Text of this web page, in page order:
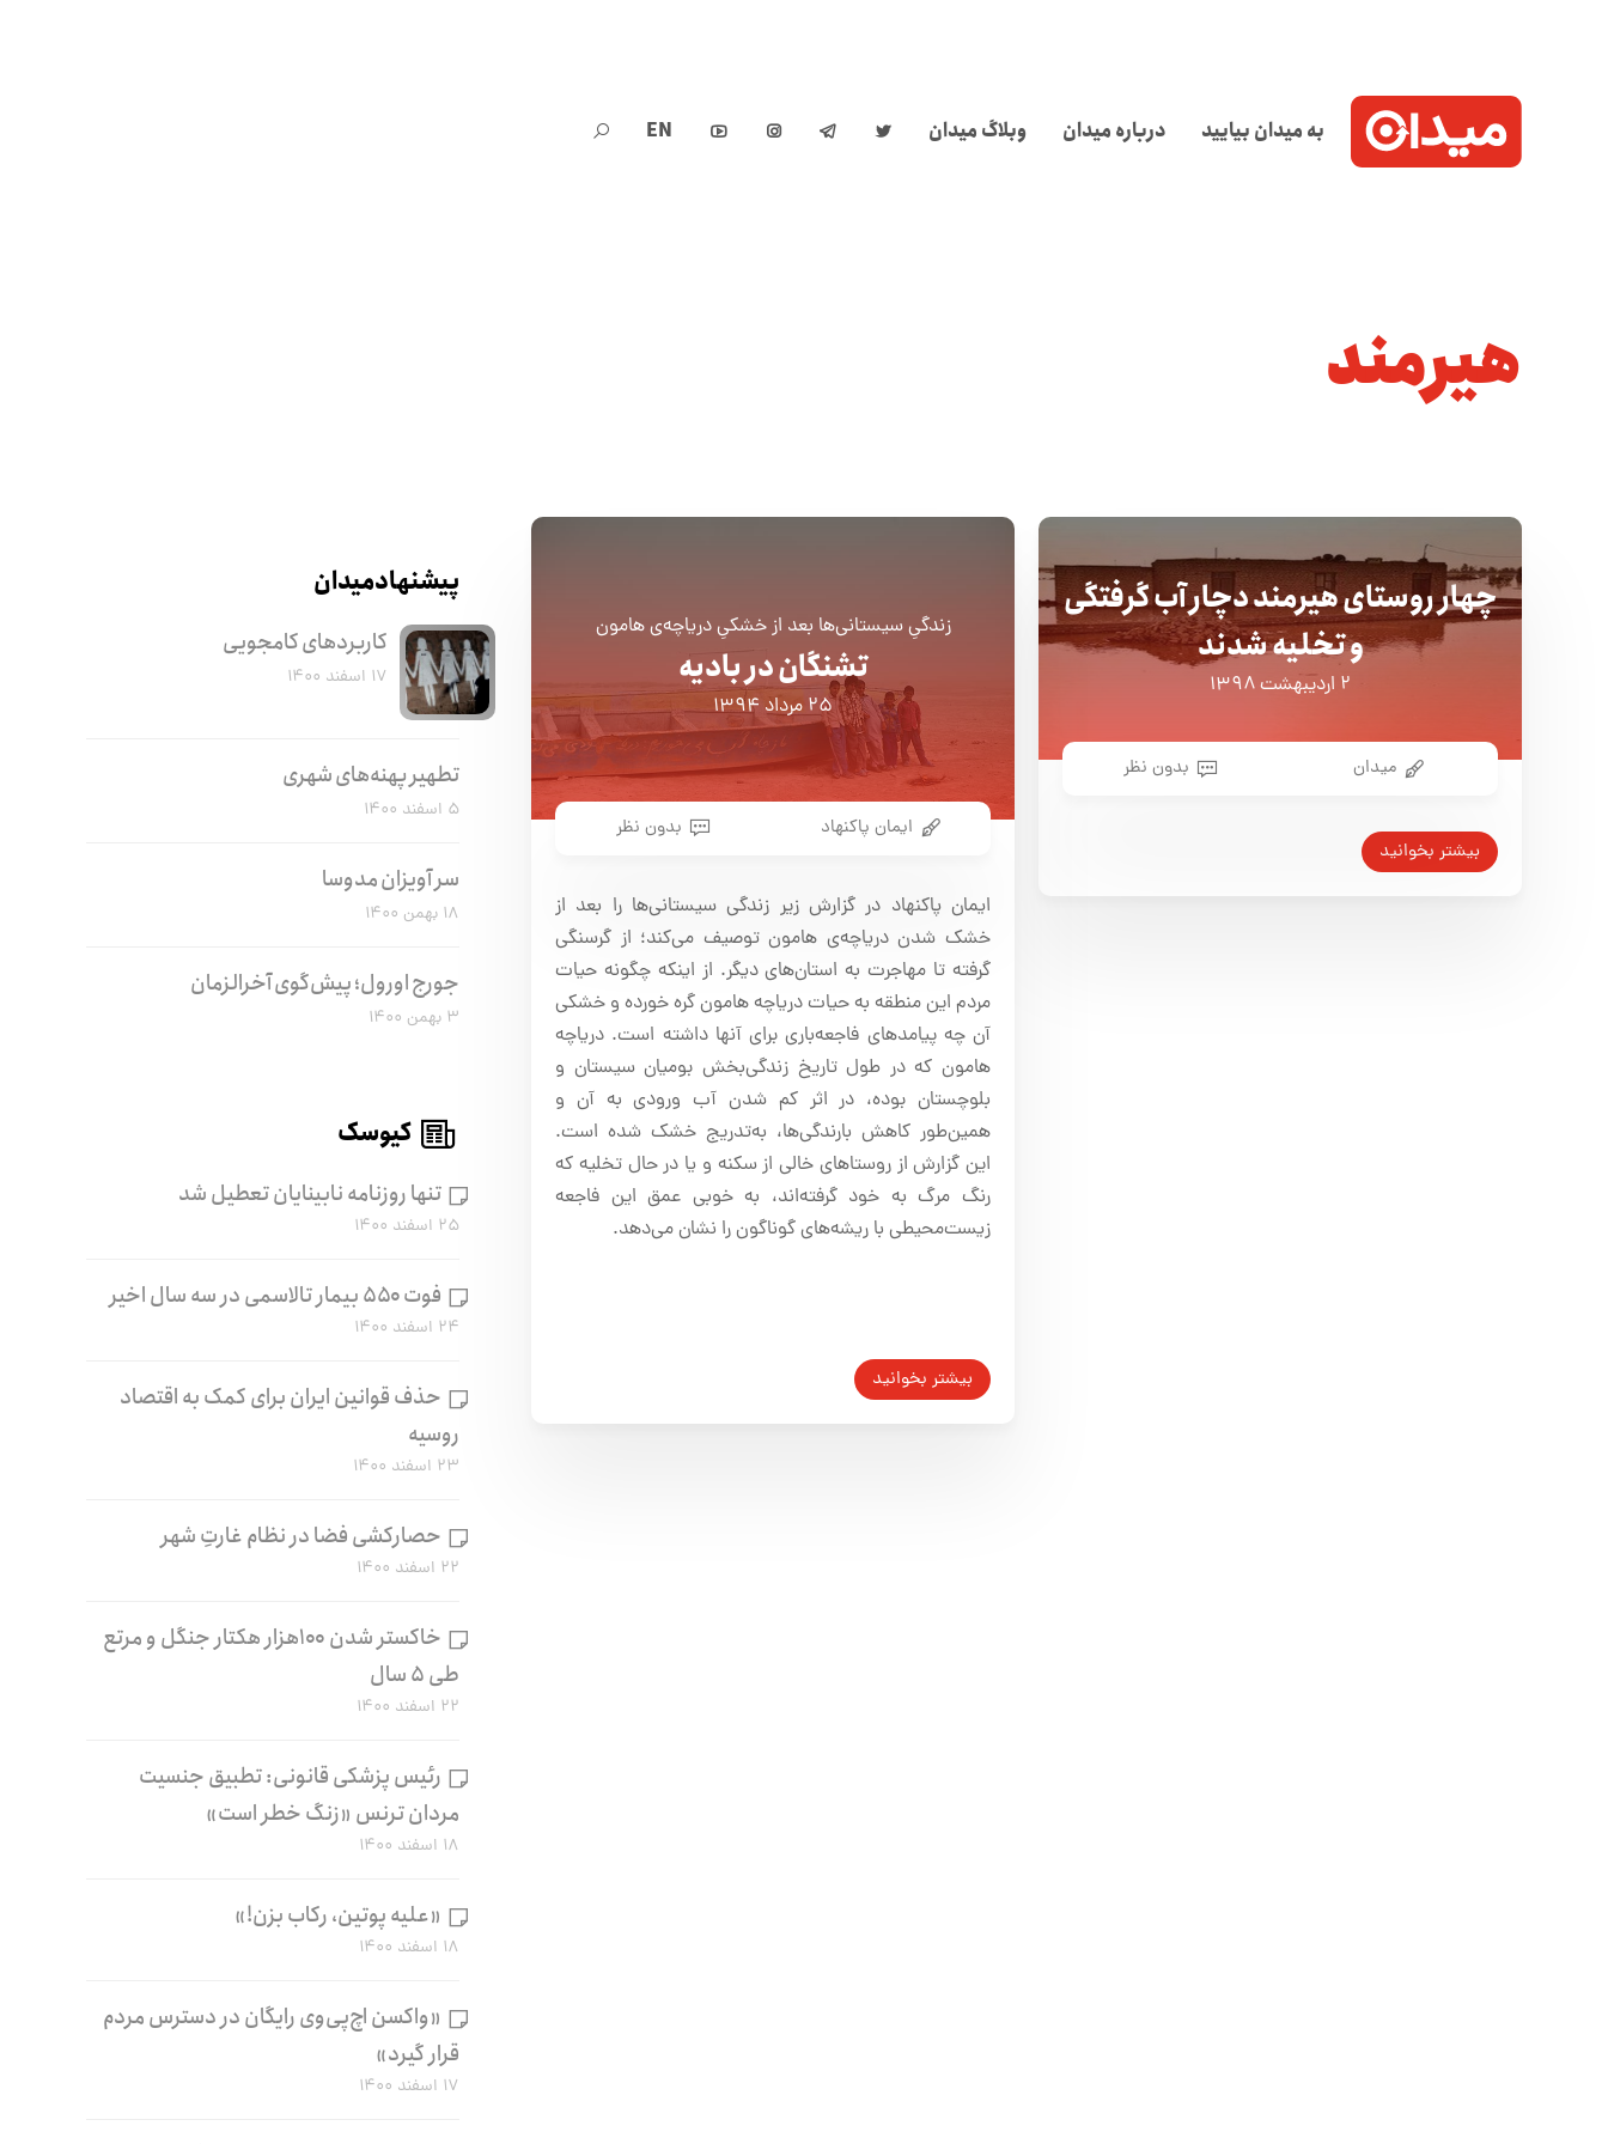
به میدان بیایید درباره میدان وبلاگ میدان 



EN

هیرمند
چهار روستای هیرمند دچار آب گرفتگی
و تخلیه شدند
۲ اردیبهشت ۱۳۹۸
میدان بدون نظر
بیشتر بخوانید
زندگیِ سیستانی‌ها بعد از خشکیِ دریاچه‌ی هامون
تشنگان در بادیه
۲۵ مرداد ۱۳۹۴
ایمان پاکنهاد بدون نظر
ایمان پاکنهاد در گزارش زیر زندگی سیستانی‌ها را بعد از
خشک شدن دریاچه‌ی هامون توصیف می‌کند؛ از گرسنگی
گرفته تا مهاجرت به استان‌های دیگر. از اینکه چگونه حیات
مردم این منطقه به حیات دریاچه هامون گره خورده و خشکی
آن چه پیامدهای فاجعه‌باری برای آنها داشته است. دریاچه
هامون که در طول تاریخ زندگی‌بخش بومیان سیستان و
بلوچستان بوده، در اثر کم شدن آب ورودی به آن و
همین‌طور کاهش بارندگی‌ها، به‌تدریج خشک شده است.
این گزارش از روستاهای خالی از سکنه و یا در حال تخلیه که
رنگ مرگ به خود گرفته‌اند، به خوبی عمق این فاجعه
زیست‌محیطی با ریشه‌های گوناگون را نشان می‌دهد.
بیشتر بخوانید
پیشنهاد میدان
کاربرد‌های کامجویی
۱۷ اسفند ۱۴۰۰
تطهیر پهنه‌های شهری
۵ اسفند ۱۴۰۰
سر آویزان مدوسا
۱۸ بهمن ۱۴۰۰
جورج اورول؛ پیش‌گوی آخرالزمان
۳ بهمن ۱۴۰۰
کیوسک
تنها روزنامه نابینایان تعطیل شد
۲۵ اسفند ۱۴۰۰
فوت ۵۵۰ بیمار تالاسمی در سه سال اخیر
۲۴ اسفند ۱۴۰۰
حذف قوانین ایران برای کمک به اقتصاد
روسیه
۲۳ اسفند ۱۴۰۰
حصارکشی فضا در نظام غارتِ شهر
۲۲ اسفند ۱۴۰۰
خاکستر شدن ۱۰۰هزار هکتار جنگل و مرتع
طی ۵ سال
۲۲ اسفند ۱۴۰۰
رئیس پزشکی قانونی: تطبیق جنسیت
مردان ترنس «زنگ خطر است»
۱۸ اسفند ۱۴۰۰
«علیه پوتین، رکاب بزن!»
۱۸ اسفند ۱۴۰۰
«واکسن اچ‌پی‌وی رایگان در دسترس مردم
قرار گیرد»
۱۷ اسفند ۱۴۰۰